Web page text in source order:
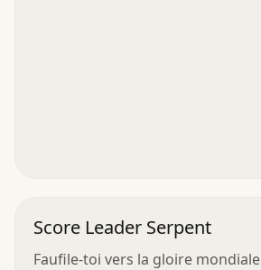
Score Leader Serpent
Faufile-toi vers la gloire mondiale